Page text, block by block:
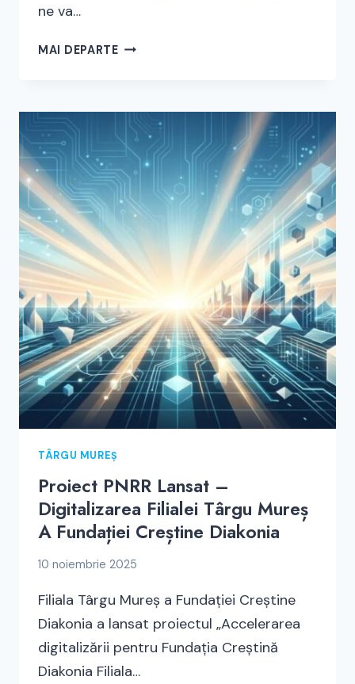
ne va…
MAI DEPARTEMAȘINI
ÎNGRIJIRE
DOMICILIU
DIN
ORAȘ
2026
TÂRGU MUREȘ
Proiect PNRR Lansat –
Digitalizarea Filialei Târgu Mureș
A Fundației Creștine Diakonia
10 noiembrie 2025
Filiala Târgu Mureș a Fundației Creștine
Diakonia a lansat proiectul „Accelerarea
digitalizării pentru Fundația Creștină
Diakonia Filiala…